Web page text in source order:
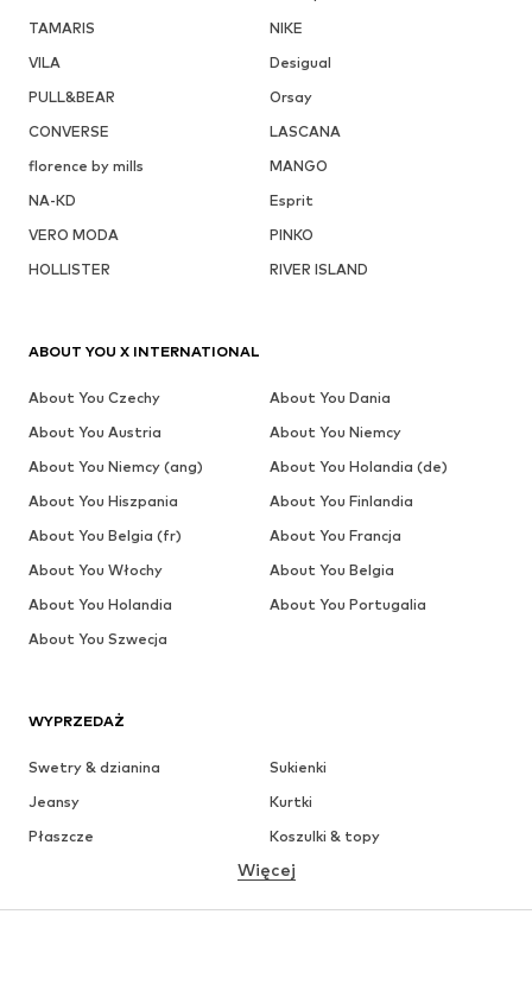
TAMARIS
NIKE
VILA
Desigual
PULL&BEAR
Orsay
CONVERSE
LASCANA
florence by mills
MANGO
NA-KD
Esprit
VERO MODA
PINKO
HOLLISTER
RIVER ISLAND
WYPRZEDAŻ
Swetry & dzianina
Sukienki
Jeansy
Kurtki
Płaszcze
Koszulki & topy
Bielizna
Spódnice
Bluzki & koszule
Więcej
ABOUT YOU X INTERNATIONAL
About You Czechy
About You Dania
About You Austria
About You Niemcy
About You Niemcy (ang)
About You Holandia (de)
About You Hiszpania
About You Finlandia
About You Belgia (fr)
About You Francja
About You Włochy
About You Belgia
About You Holandia
About You Portugalia
About You Szwecja